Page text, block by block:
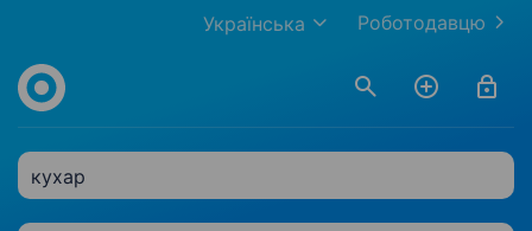
Роботодавцю
Українська
кухар